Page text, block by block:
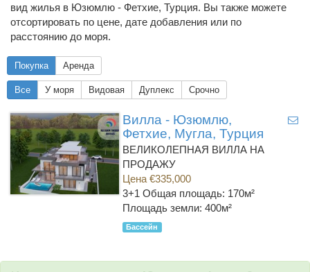
вид жилья в Юзюмлю - Фетхие, Турция. Вы также можете
отсортировать по цене, дате добавления или по
расстоянию до моря.
Покупка Аренда
Все У моря Видовая Дуплекс Срочно
Вилла - Юзюмлю,
Фетхие, Мугла, Турция
ВЕЛИКОЛЕПНАЯ ВИЛЛА НА
ПРОДАЖУ
Цена €335,000
3+1 Общая площадь: 170м²
Площадь земли: 400м²
Бассейн